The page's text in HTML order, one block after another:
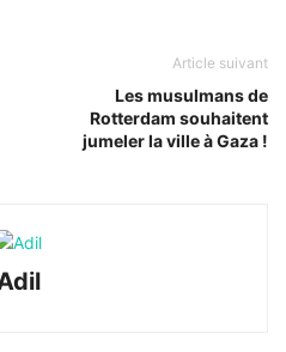
Article suivant
Les musulmans de
Rotterdam souhaitent
jumeler la ville à Gaza !